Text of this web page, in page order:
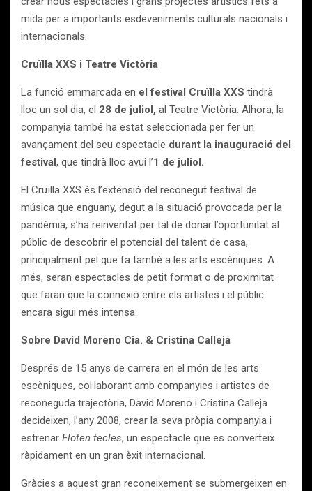
mida per a importants esdeveniments culturals nacionals i
internacionals.
Cruïlla XXS i Teatre Victòria
La funció emmarcada en el festival Cruïlla XXS tindrà
lloc un sol dia, el 28 de juliol, al Teatre Victòria. Alhora, la
companyia també ha estat seleccionada per fer un
avançament del seu espectacle durant la inauguració del
festival, que tindrà lloc avui l’1 de juliol.
El Cruïlla XXS és l’extensió del reconegut festival de
música que enguany, degut a la situació provocada per la
pandèmia, s’ha reinventat per tal de donar l’oportunitat al
públic de descobrir el potencial del talent de casa,
principalment pel que fa també a les arts escèniques. A
més, seran espectacles de petit format o de proximitat
que faran que la connexió entre els artistes i el públic
encara sigui més intensa.
Sobre David Moreno Cia. & Cristina Calleja
Després de 15 anys de carrera en el món de les arts
escèniques, col·laborant amb companyies i artistes de
reconeguda trajectòria, David Moreno i Cristina Calleja
decideixen, l’any 2008, crear la seva pròpia companyia i
estrenar Floten tecles, un espectacle que es converteix
ràpidament en un gran èxit internacional.
Gràcies a aquest gran reconeixement se submergeixen en